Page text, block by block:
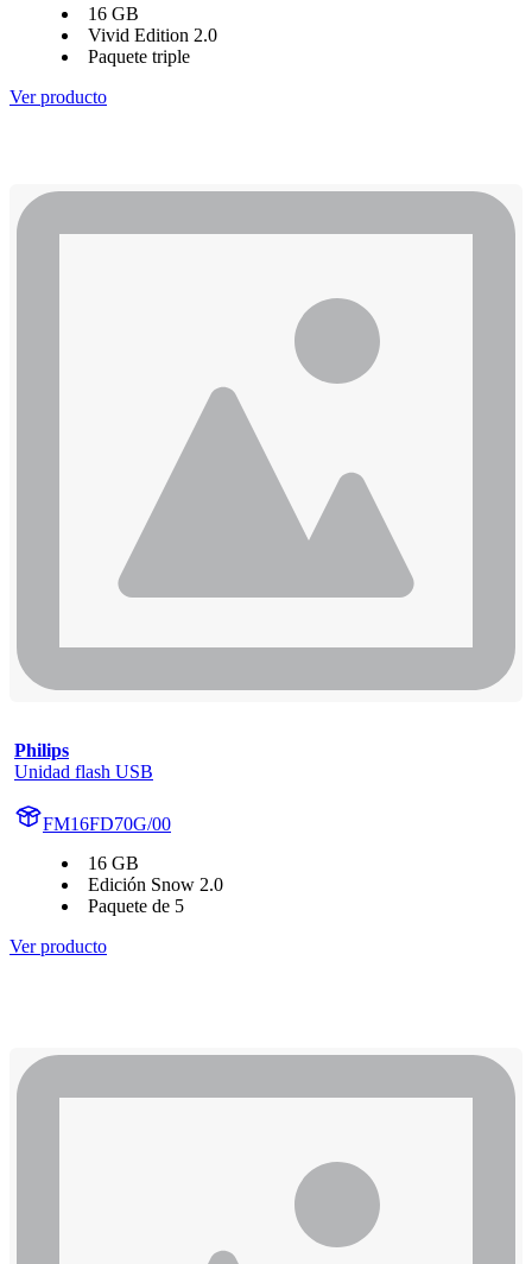
16 GB
Vivid Edition 2.0
Paquete triple
Ver producto
Philips
Unidad flash USB
FM16FD70G/00
16 GB
Edición Snow 2.0
Paquete de 5
Ver producto